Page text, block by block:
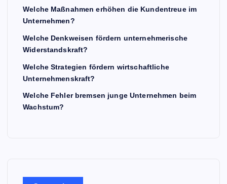
Welche Maßnahmen erhöhen die Kundentreue im
Unternehmen?
Welche Denkweisen fördern unternehmerische
Widerstandskraft?
Welche Strategien fördern wirtschaftliche
Unternehmenskraft?
Welche Fehler bremsen junge Unternehmen beim
Wachstum?